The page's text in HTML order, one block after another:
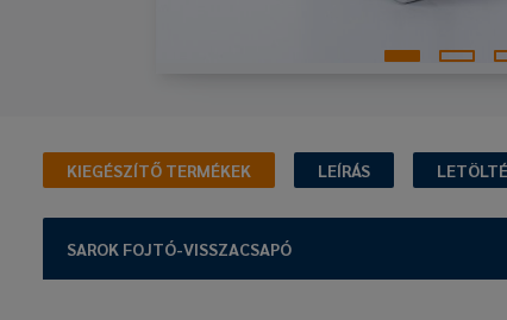
KIEGÉSZÍTŐ TERMÉKEK LEÍRÁS
SAROK FOJTÓ-VISSZACSAPÓ